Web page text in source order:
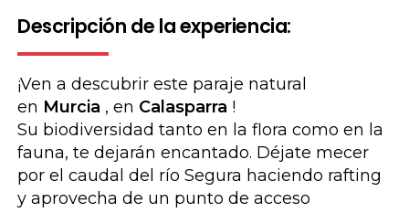
Descripción de la experiencia:
¡Ven a descubrir este paraje natural
en Murcia , en Calasparra !
Su biodiversidad tanto en la flora como en la
fauna, te dejarán encantado. Déjate mecer
por el caudal del río Segura haciendo rafting
y aprovecha de un punto de acceso